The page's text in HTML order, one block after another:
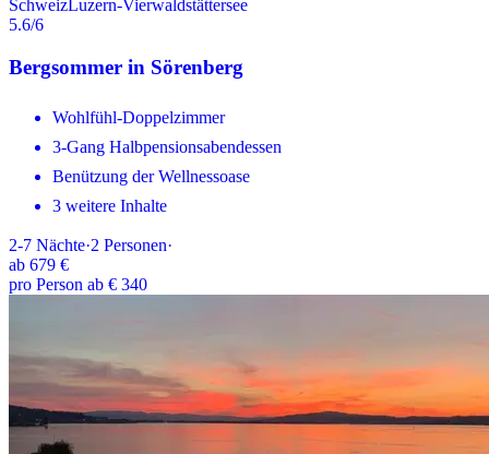
Schweiz Luzern-Vierwaldstättersee
5.6/6
Bergsommer in Sörenberg
Wohlfühl-Doppelzimmer
3-Gang Halbpensionsabendessen
Benützung der Wellnessoase
3 weitere Inhalte
2-7 Nächte·2 Personen·
ab 679 €
pro Person ab € 340